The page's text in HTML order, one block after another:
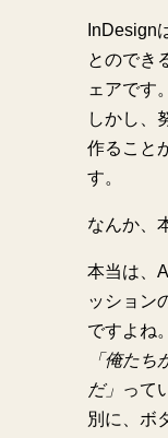
InDesign
とのでき
ェアです。
しかし、
作ること
す。
なんか、
本当は、
ッション
ですよね。
「俺た
だ」 って
別に、ボ